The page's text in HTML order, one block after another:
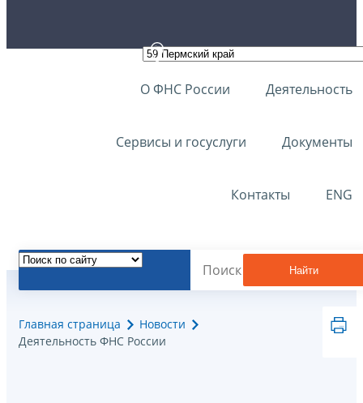
О ФНС России Деятельность
Сервисы и госуслуги Документы
Контакты ENG
Найти
Главная страница
Новости
Деятельность ФНС России